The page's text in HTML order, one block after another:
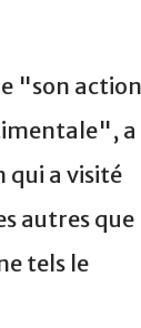
"son action
a
qui a visité
autres que
tels le